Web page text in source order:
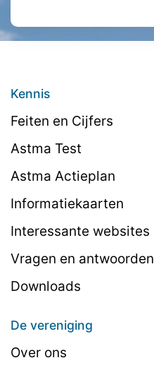
Kennis
Feiten en Cijfers
Astma Test
Astma Actieplan
Informatiekaarten
Interessante websites
Vragen en antwoorden
Downloads
De vereniging
Over ons